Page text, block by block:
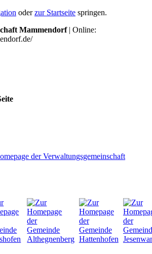
oderzur Startseite springen.
Mammendorf| Online: